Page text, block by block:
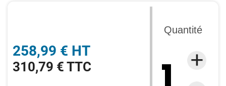
258,99 € HT
310,79 € TTC
Quantité